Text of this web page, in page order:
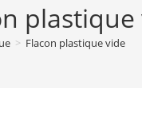
plastique
> Flacon plastique vide